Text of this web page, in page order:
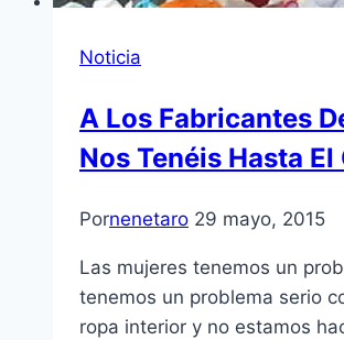
Noticia
A Los Fabricantes
Nos Tenéis Hasta El
Pornenetaro 29 mayo, 2015
Las mujeres tenemos un
tenemos un problema serio
ropa interior y no estamos